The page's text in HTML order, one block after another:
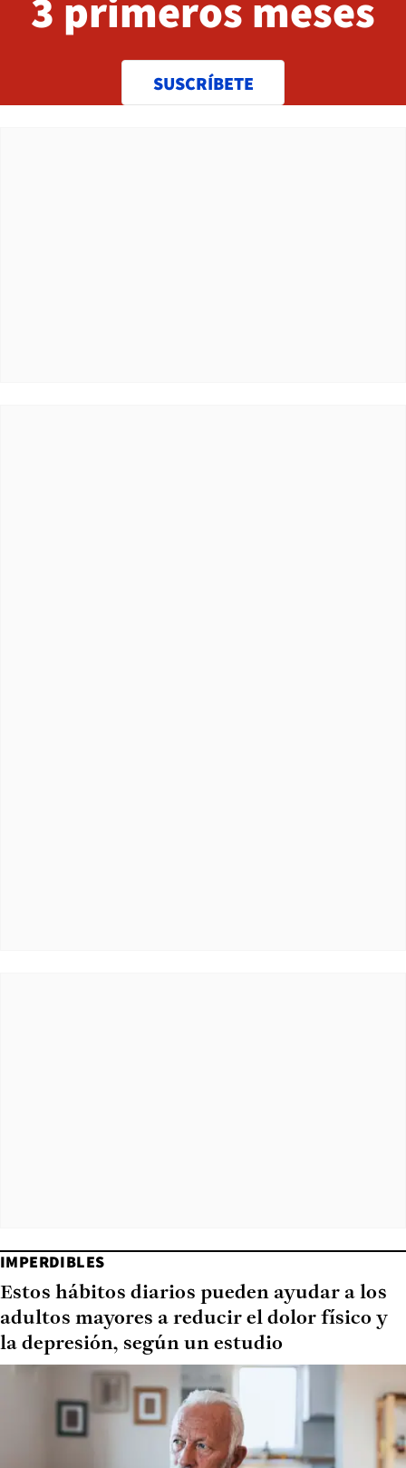
3 primeros meses
SUSCRÍBETE
IMPERDIBLES
Estos hábitos diarios pueden ayudar a los
adultos mayores a reducir el dolor físico y
la depresión, según un estudio